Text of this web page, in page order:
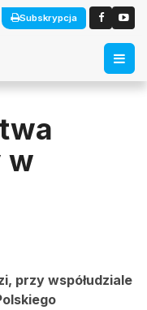
Subskrypcja
w
przy współudziale